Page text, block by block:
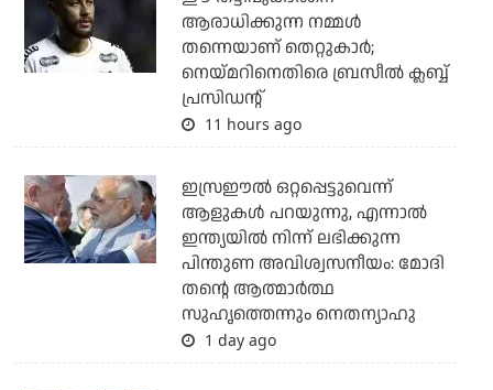
ആരാധിക്കുന്ന നമ്മള്‍
തന്നെയാണ് തെറ്റുകാര്‍;
നെയ്മറിനെതിരെ ബ്രസീല്‍ ക്ലബ്ബ്
പ്രസിഡന്റ്
11 hours ago
ഇസ്രഈല്‍ ഒറ്റപ്പെട്ടുവെന്ന്
ആളുകള്‍ പറയുന്നു, എന്നാല്‍
ഇന്ത്യയില്‍ നിന്ന് ലഭിക്കുന്ന
പിന്തുണ അവിശ്വസനീയം: മോദി
തന്റെ ആത്മാര്‍ത്ഥ
സുഹൃത്തെന്നും നെതന്യാഹു
1 day ago